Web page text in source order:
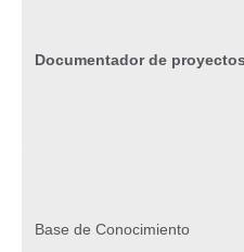
Documentador de proyectos
Base de Conocimiento